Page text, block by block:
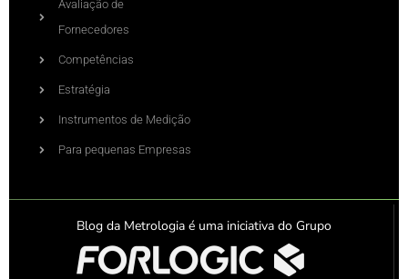
Avaliação de
Fornecedores
Competências
Estratégia
Instrumentos de Medição
Para pequenas Empresas
Blog da Metrologia é uma iniciativa do Grupo